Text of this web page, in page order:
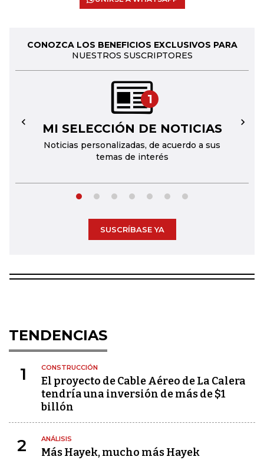
CONOZCA LOS BENEFICIOS EXCLUSIVOS PARA
NUESTROS SUSCRIPTORES
1
MI SELECCIÓN DE NOTICIAS
Noticias personalizadas, de acuerdo a sus
temas de interés
← →
SUSCRÍBASE YA
TENDENCIAS
1 CONSTRUCCIÓN
El proyecto de Cable Aéreo de La Calera
tendría una inversión de más de $1
billón
2 ANÁLISIS
Más Hayek, mucho más Hayek